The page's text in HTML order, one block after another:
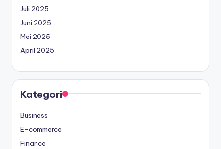
Juli 2025
Juni 2025
Mei 2025
April 2025
Kategori
Business
E-commerce
Finance